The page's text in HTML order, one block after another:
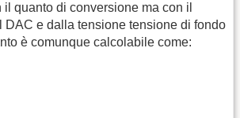
quanto di conversione ma con il
DAC e dalla tensione tensione di fondo
è comunque calcolabile come: